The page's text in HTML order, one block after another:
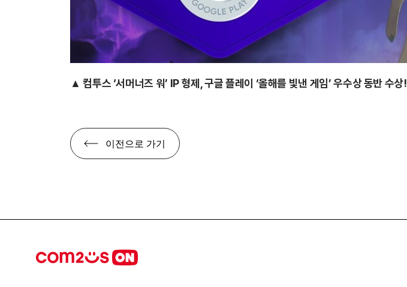
▲ 컴투스 ‘서머너즈 워’ IP 형제, 구글 플레이 ‘올해를 빛낸 게임’ 우수상 동반 수상!
이전으로 가기